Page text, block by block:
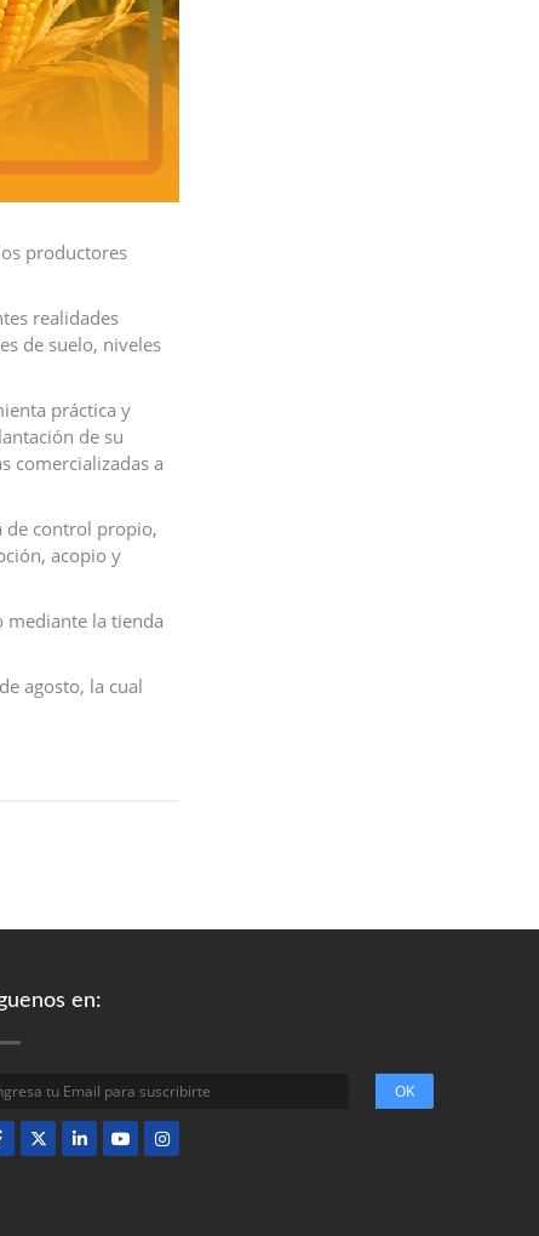
productores
realidades
de suelo, niveles
práctica y
de su
comercializadas a
de control propio,
acopio y
mediante la tienda
agosto, la cual
en: